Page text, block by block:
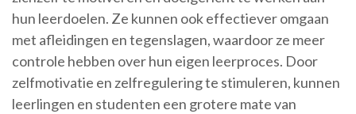
hun leerdoelen. Ze kunnen ook effectiever omgaan
met afleidingen en tegenslagen, waardoor ze meer
controle hebben over hun eigen leerproces. Door
zelfmotivatie en zelfregulering te stimuleren, kunnen
leerlingen en studenten een grotere mate van